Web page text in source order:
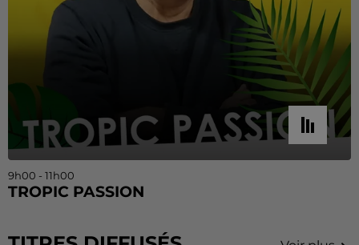
9h00 - 11h00
TROPIC PASSION